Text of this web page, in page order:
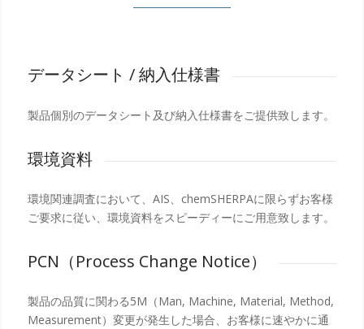
データシート / 納入仕様書
製品個別のデータシート及び納入仕様書をご提供致します。
環境資料
環境関連調査において、AIS、chemSHERPAに限らずお客様
ご要求に従い、環境資料をスピーディーにご用意致します。
PCN（Process Change Notice）
製品の品質に関わる5M（Man, Machine, Material, Method,
Measurement）変更が発生した場合、お客様に速やかに通